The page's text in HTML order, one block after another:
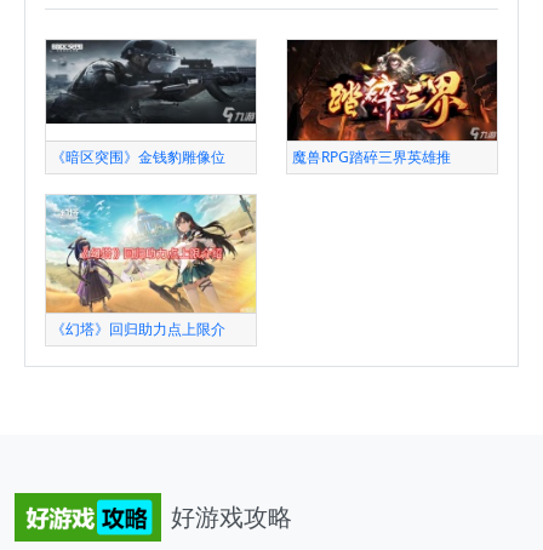
《暗区突围》金钱豹雕像位 魔兽RPG踏碎三界英雄推
《幻塔》回归助力点上限介
好游戏攻略